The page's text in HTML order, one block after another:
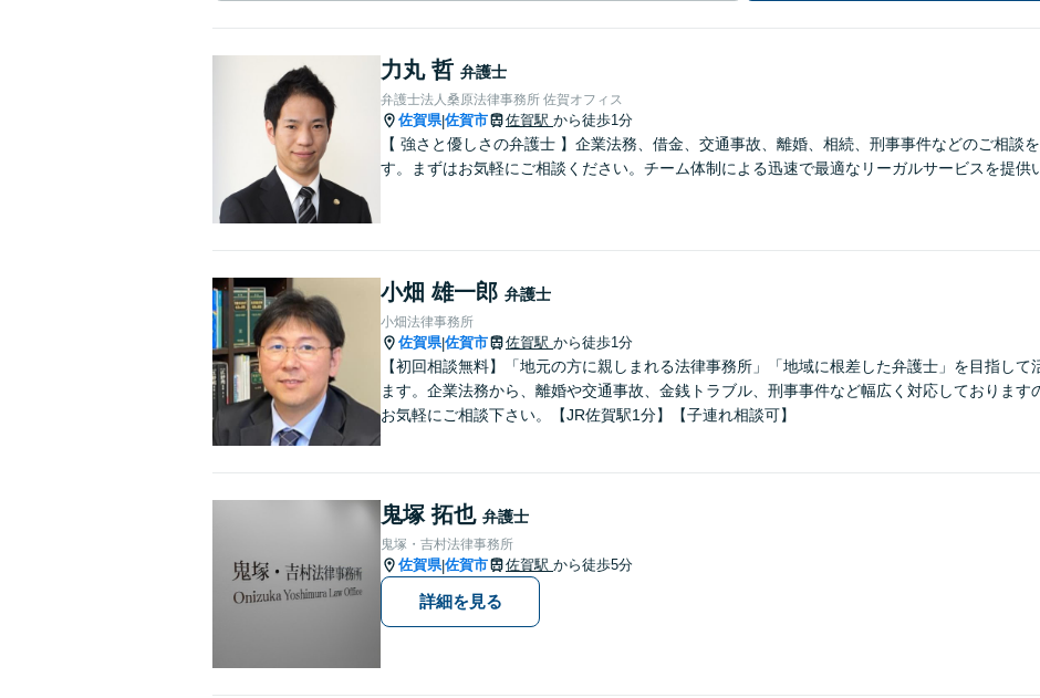
力丸 哲 弁護士
弁護士法人桑原法律事務所 佐賀オフィス
佐賀県|佐賀市 佐賀駅 から徒歩1分
【 強さと優しさの弁護士 】企業法務、借金、交通事故、離婚、相続、刑事事件などのご相談
す。まずはお気軽にご相談ください。チーム体制による迅速で最適なリーガルサービスを提供
小畑 雄一郎 弁護士
小畑法律事務所
佐賀県|佐賀市 佐賀駅 から徒歩1分
【初回相談無料】「地元の方に親しまれる法律事務所」「地域に根差した弁護士」を目指して
ます。企業法務から、離婚や交通事故、金銭トラブル、刑事事件など幅広く対応しております
お気軽にご相談下さい。【JR佐賀駅1分】【子連れ相談可】
鬼塚 拓也 弁護士
鬼塚・吉村法律事務所
佐賀県|佐賀市 佐賀駅 から徒歩5分
詳細を見る